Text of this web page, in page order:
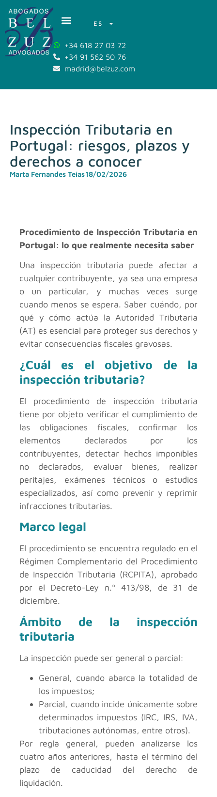
ES
+34 618 27 03 72
+34 91 562 50 76
madrid@belzuz.com
Inspección Tributaria en
Portugal: riesgos, plazos y
derechos a conocer
Marta Fernandes Teias18/02/2026
Procedimiento de Inspección Tributaria en
Portugal: lo que realmente necesita saber
Una inspección tributaria puede afectar a
cualquier contribuyente, ya sea una empresa
o un particular, y muchas veces surge
cuando menos se espera. Saber cuándo, por
qué y cómo actúa la Autoridad Tributaria
(AT) es esencial para proteger sus derechos y
evitar consecuencias fiscales gravosas.
¿Cuál es el objetivo de la
inspección tributaria?
El procedimiento de inspección tributaria
tiene por objeto verificar el cumplimiento de
las obligaciones fiscales, confirmar los
elementos declarados por los
contribuyentes, detectar hechos imponibles
no declarados, evaluar bienes, realizar
peritajes, exámenes técnicos o estudios
especializados, así como prevenir y reprimir
infracciones tributarias.
Marco legal
El procedimiento se encuentra regulado en el
Régimen Complementario del Procedimiento
de Inspección Tributaria (RCPITA), aprobado
por el Decreto-Ley n.º 413/98, de 31 de
diciembre.
Ámbito de la inspección
tributaria
La inspección puede ser general o parcial:
General, cuando abarca la totalidad de
los impuestos;
Parcial, cuando incide únicamente sobre
determinados impuestos (IRC, IRS, IVA,
tributaciones autónomas, entre otros).
Por regla general, pueden analizarse los
cuatro años anteriores, hasta el término del
plazo de caducidad del derecho de
liquidación.